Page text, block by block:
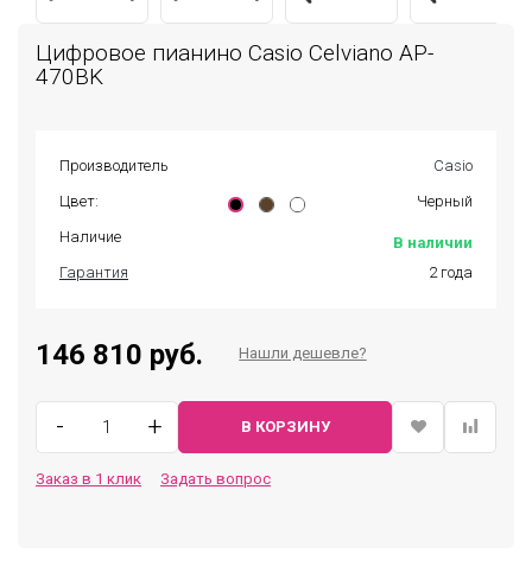
Цифровое пианино Casio Celviano AP-
470BK
Производитель
Casio
Цвет:
Черный
Наличие
В наличии
Гарантия
2 года
146 810 руб. Нашли дешевле?
- + В КОРЗИНУ
Заказ в 1 клик Задать вопрос